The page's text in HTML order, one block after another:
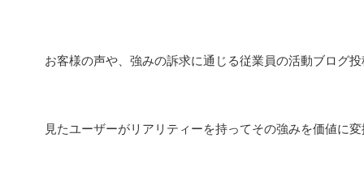
お客様の声や、強みの訴求に通じる従業員の活動ブログ
見たユーザーがリアリティーを持ってその強みを価値に